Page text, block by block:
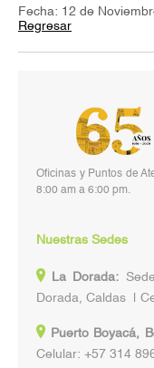
Fecha: 12 de
Regresar
Oficinas y Puntos de
8:00 am a 6:00 pm.
Nuestras Sedes
La Dorada:
Dorada, Caldas |
Puerto Boyacá,
Celular: +57 314